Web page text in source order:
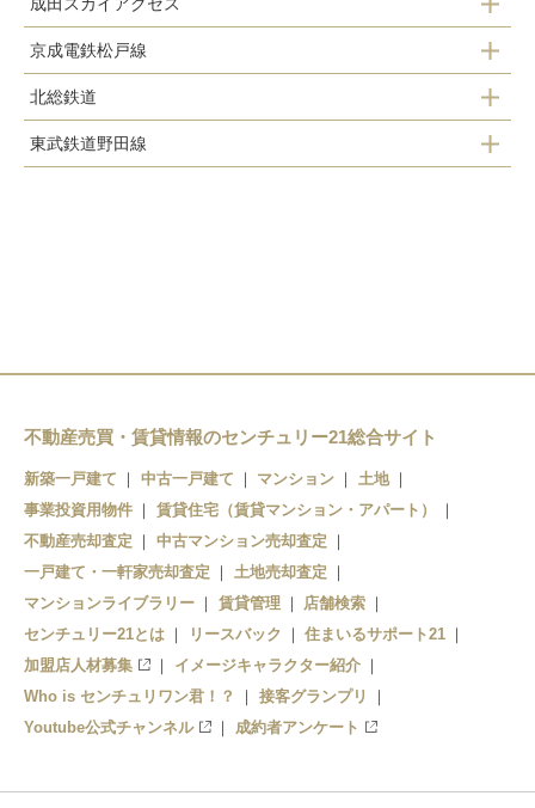
東松戸駅
北松戸駅
馬橋駅
北小金駅
馬橋駅
幸谷駅
小金城趾駅
成田スカイアクセス
東松戸駅
京成電鉄松戸線
元山駅
五香駅
北総鉄道
矢切駅
東武鉄道野田線
不動産売買・賃貸情報のセンチュリー21総合サイト
新築一戸建て 中古一戸建て マンション
土地
事業投資用物件
賃貸住宅（賃貸マンション・アパート）
不動産売却査定
中古マンション売却査定
一戸建て・一軒家売却査定
土地売却査定
マンションライブラリー
賃貸管理
店舗検索
センチュリー21とは
リースバック
住まいるサポート21
加盟店人材募集
イメージキャラクター紹介
Who is センチュリワン君！？
接客グランプリ
Youtube公式チャンネル
成約者アンケート